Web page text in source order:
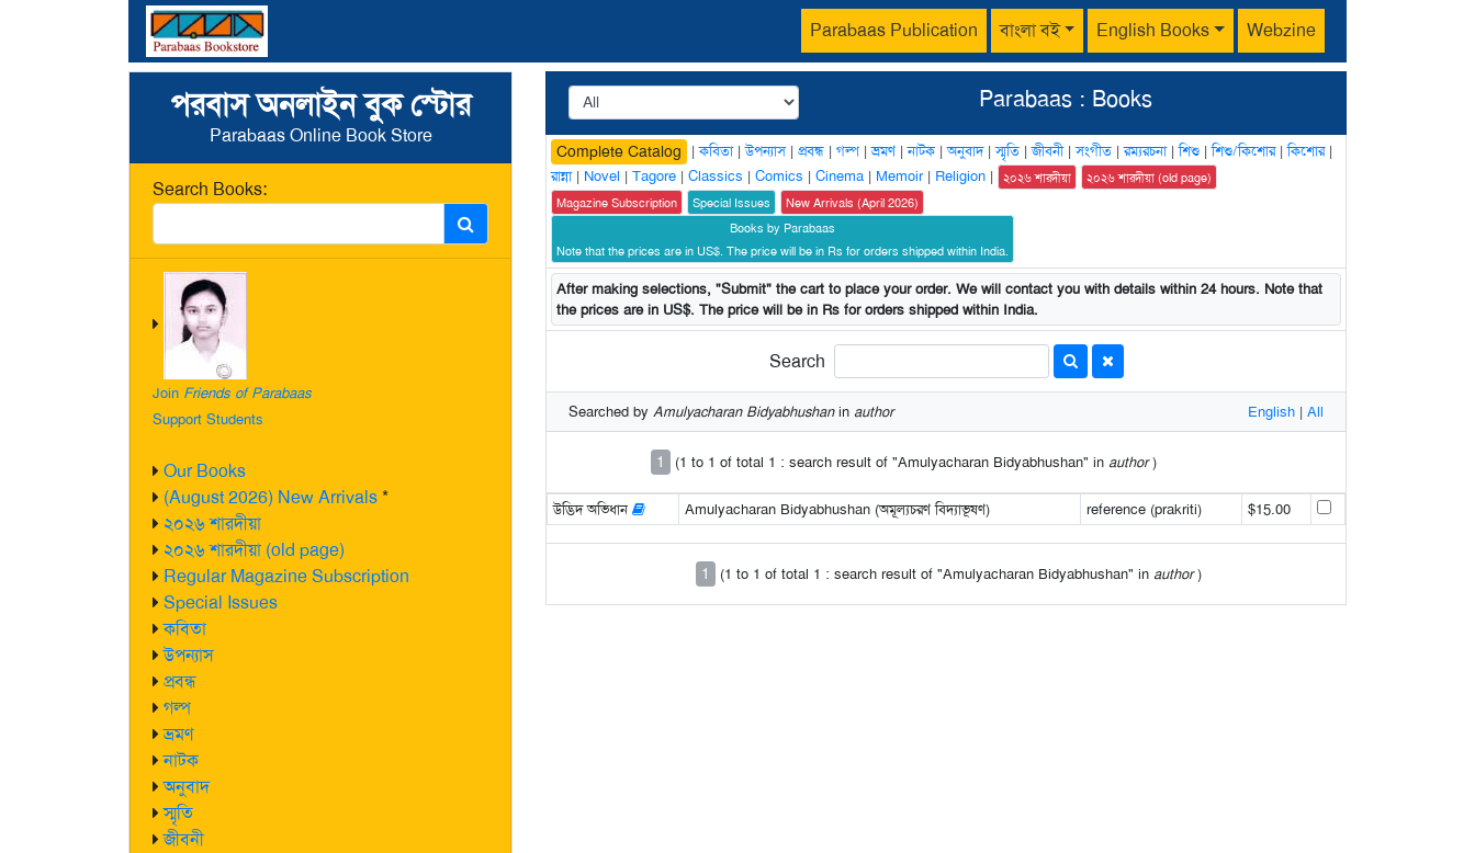
Parabaas Publication বাংলা বই English Books Webzine
পরবাস অনলাইন বুক স্টোর
Parabaas Online Book Store
Search Books:
Join Friends of Parabaas
Support Students
Our Books
(August 2026) New Arrivals*
২০২৬ শারদীয়া
২০২৬ শারদীয়া (old page)
Regular Magazine Subscription
Special Issues
কবিতা
উপন্যাস
প্রবন্ধ
গল্প
ভ্রমণ
নাটক
অনুবাদ
স্মৃতি
জীবনী
Parabaas : Books
Complete Catalog |কবিতা|উপন্যাস| প্রবন্ধ | গল্প |ভ্রমণ|নাটক |অনুবাদ|স্মৃতি |জীবনী|সংগীত |রম্যরচনা|শিশু |শিশু/কিশোর|কিশোর|
রান্না| Novel | Tagore | Classics | Comics | Cinema | Memoir| Religion | ২০২৬ শারদীয়া
২০২৬ শারদীয়া (old page)
Magazine Subscription
Special Issues
New Arrivals (April 2026)
Books by Parabaas
Note that the prices are in US$. The price will be in Rs for orders shipped within India.
After making selections, "Submit" the cart to place your order. We will contact you with details within 24 hours. Note that
the prices are in US$. The price will be in Rs for orders shipped within India.
Search
Searched by Amulyacharan Bidyabhushanin author English | All
1 (1 to 1 of total 1 : search result of "Amulyacharan Bidyabhushan" in author)
উদ্ভিদ অভিধান Amulyacharan Bidyabhushan (অমূল্যচরণ বিদ্যাভূষণ) reference (prakriti) $15.00
1 (1 to 1 of total 1 : search result of "Amulyacharan Bidyabhushan" in author)